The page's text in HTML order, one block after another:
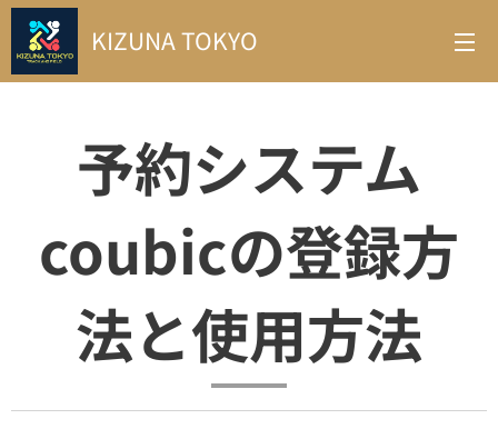
KIZUNA TOKYO
予約システム
coubicの登録方
法と使用方法